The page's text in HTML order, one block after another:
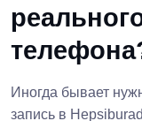
Иногда бывает
запись в